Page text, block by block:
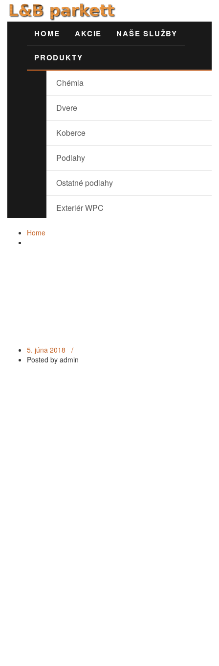
HOME AKCIE NAŠE SLUŽBY
PRODUKTY
Chémia
Dvere
Koberce
Podlahy
Ostatné podlahy
Exteriér WPC
OBCHOD
Steny
Home
5. júna 2018 /
Posted by admin